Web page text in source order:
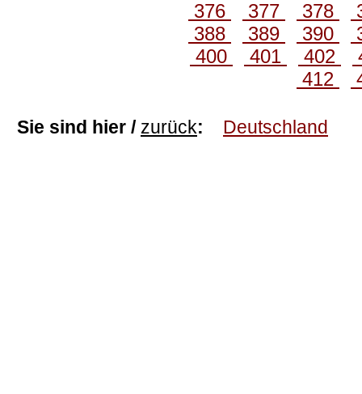
376
377 378
388
389 390
400
401 402
412
Sie sind hier / zurück: Deutschland